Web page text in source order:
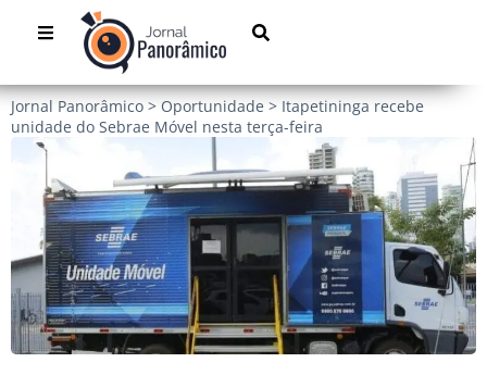
Jornal Panorâmico > Oportunidade > Itapetininga recebe
unidade do Sebrae Móvel nesta terça-feira